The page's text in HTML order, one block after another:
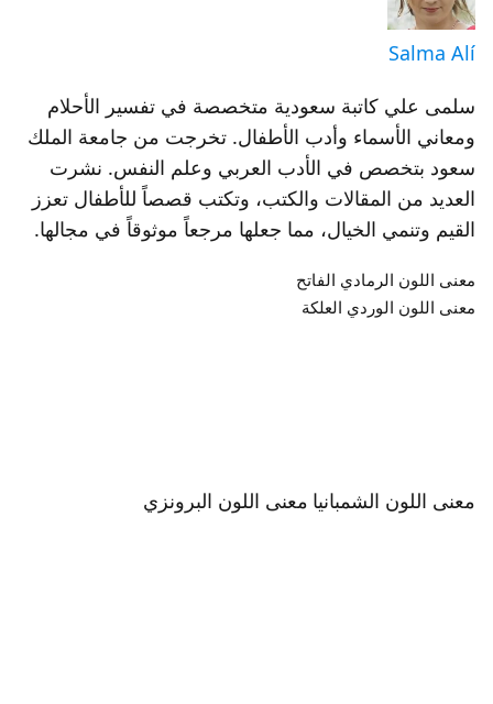
Salma Alí
سلمى علي كاتبة سعودية متخصصة في تفسير الأحلام
ومعاني الأسماء وأدب الأطفال. تخرجت من جامعة الملك
سعود بتخصص في الأدب العربي وعلم النفس. نشرت
العديد من المقالات والكتب، وتكتب قصصاً للأطفال تعزز
القيم وتنمي الخيال، مما جعلها مرجعاً موثوقاً في مجالها.
معنى اللون الرمادي الفاتح
معنى اللون الوردي العلكة
معنى اللون الشمبانيا معنى اللون البرونزي